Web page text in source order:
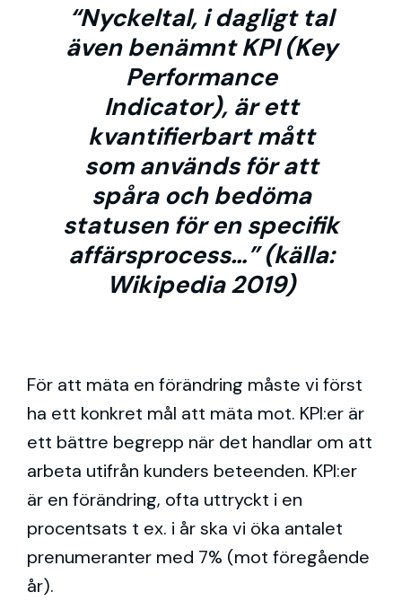
“Nyckeltal, i dagligt tal
även benämnt KPI (Key
Performance
Indicator), är ett
kvantifierbart mått
som används för att
spåra och bedöma
statusen för en specifik
affärsprocess…” (källa:
Wikipedia 2019)
För att mäta en förändring måste vi först
ha ett konkret mål att mäta mot. KPI:er är
ett bättre begrepp när det handlar om att
arbeta utifrån kunders beteenden. KPI:er
är en förändring, ofta uttryckt i en
procentsats t ex. i år ska vi öka antalet
prenumeranter med 7% (mot föregående
år).